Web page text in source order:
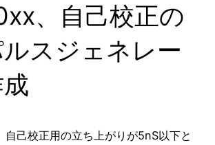
、自己校正の
スジェネレー
自己校正用の立ち上がりが5nS以下と